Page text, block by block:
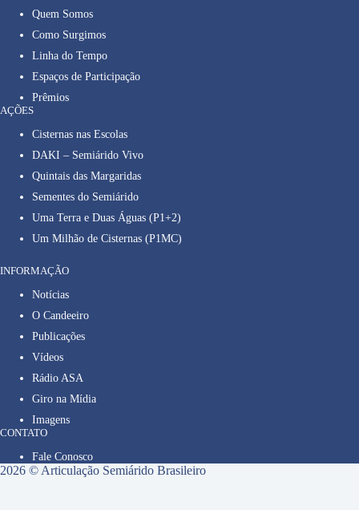
Quem Somos
Como Surgimos
Linha do Tempo
Espaços de Participação
Prêmios
AÇÕES
Cisternas nas Escolas
DAKI – Semiárido Vivo
Quintais das Margaridas
Sementes do Semiárido
Uma Terra e Duas Águas (P1+2)
Um Milhão de Cisternas (P1MC)
INFORMAÇÃO
Notícias
O Candeeiro
Publicações
Vídeos
Rádio ASA
Giro na Mídia
Imagens
CONTATO
Fale Conosco
2026 © Articulação Semiárido Brasileiro